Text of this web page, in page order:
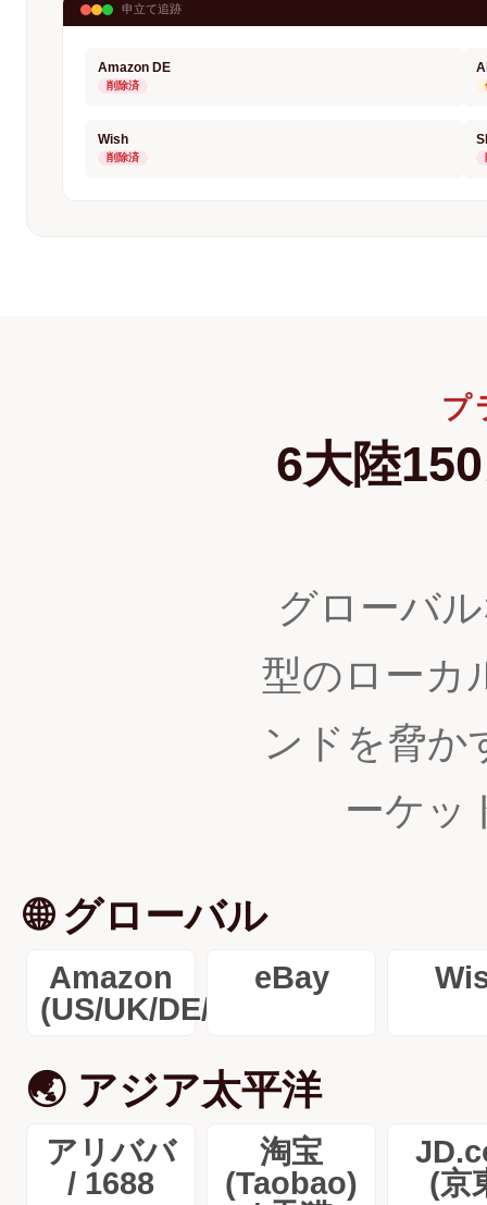
申立て追跡
Amazon DE
削除済
Wish
削除済
プ
6大陸
グローバ
型のローカ
ンドを脅か
ーケッ
🌐 グローバル
Amazon
(US/UK/DE/FR/JP/...)
eBay
🌏 アジア太平洋
アリババ
/ 1688
淘宝
(Taobao)
(京